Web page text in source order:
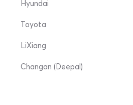
Hyundai
Toyota
LiXiang
Changan (Deepal)